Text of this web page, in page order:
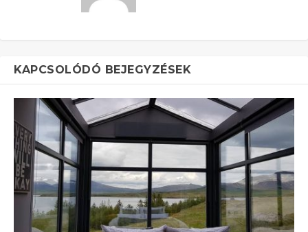
KAPCSOLÓDÓ BEJEGYZÉSEK